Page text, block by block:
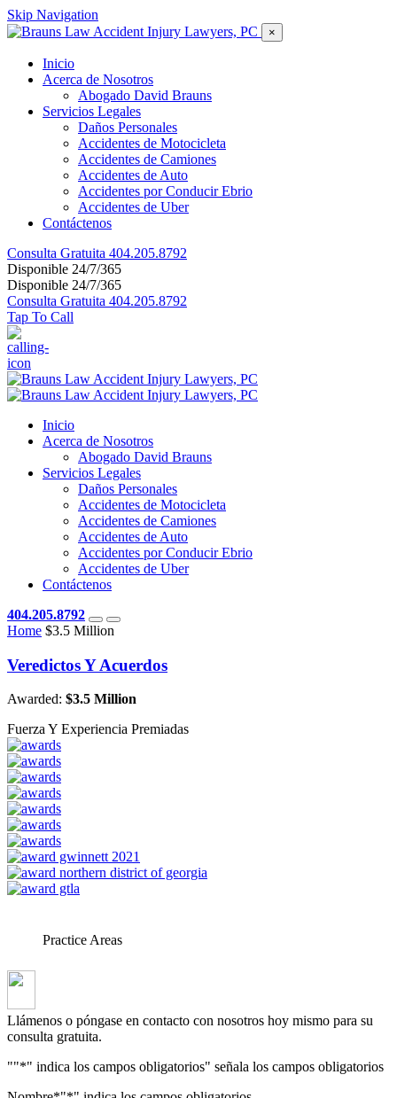
Skip Navigation
×
Inicio
Acerca de Nosotros
Abogado David Brauns
Servicios Legales
Daños Personales
Accidentes de Motocicleta
Accidentes de Camiones
Accidentes de Auto
Accidentes por Conducir Ebrio
Accidentes de Uber
Contáctenos
Consulta Gratuita 404.205.8792
Disponible 24/7/365
Disponible 24/7/365
Consulta Gratuita 404.205.8792
Tap To Call
Inicio
Acerca de Nosotros
Abogado David Brauns
Servicios Legales
Daños Personales
Accidentes de Motocicleta
Accidentes de Camiones
Accidentes de Auto
Accidentes por Conducir Ebrio
Accidentes de Uber
Contáctenos
404.205.8792
Home $3.5 Million
Veredictos Y Acuerdos
Awarded: $3.5 Million
Fuerza Y Experiencia Premiadas
Practice Areas
Llámenos o póngase en contacto con nosotros hoy mismo para su
consulta gratuita.
""*" indica los campos obligatorios" señala los campos obligatorios